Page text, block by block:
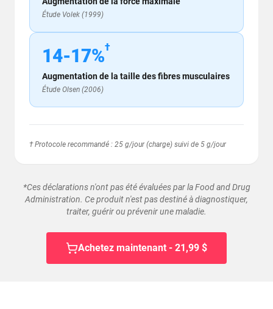
Étude Volek (1999)
14-17%†
Augmentation de la taille des fibres musculaires
Étude Olsen (2006)
† Protocole recommandé : 25 g/jour (charge) suivi de 5 g/jour
*Ces déclarations n'ont pas été évaluées par la Food and Drug
Administration. Ce produit n'est pas destiné à diagnostiquer,
traiter, guérir ou prévenir une maladie.
Achetez maintenant - 21,99 $